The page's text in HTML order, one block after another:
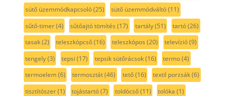
sütő üzemmódkapcsoló(25) sütő üzemmódváltó(11)
sűtő-timer(4) sűtőajtó tömítés (17) tartály(51) tartó(26)
tasak(2) teleszkópcső(16) teleszkópos (20) televízió(9)
tengely(3) tepsi (17) tepsik sütőrácsok(16) termo(4)
termoelem(6) termosztát(46) tető(16) textil porzsák(6)
tisztítószer(1) tojástartó(7) toldócső(11) tolóka (1)